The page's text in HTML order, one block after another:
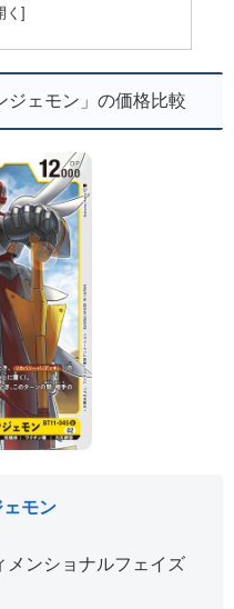
ジェモン」の価格比較
モン
メンショナルフェイズ